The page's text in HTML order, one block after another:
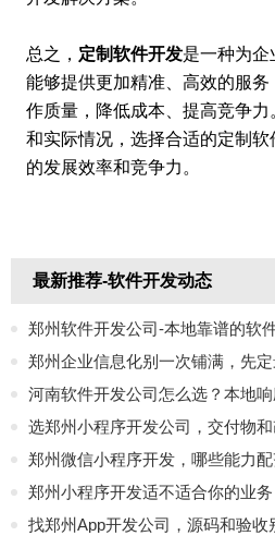
总之， 定制软件开发是一种为企
能够提供更加精准、高效的服
作质量，降低成本、提高竞争
和实际情况，选择合适的定制
的发展效率和竞争力。
最新推荐-软件开发动态
郑州软件开发公司-本地靠谱的软
郑州企业信息化别一次铺满，先
河南软件开发公司怎么选？本地
选郑州小程序开发公司，交付物
郑州微信小程序开发，哪些能力
郑州小程序开发适不适合你的业
找郑州App开发公司，源码和验收